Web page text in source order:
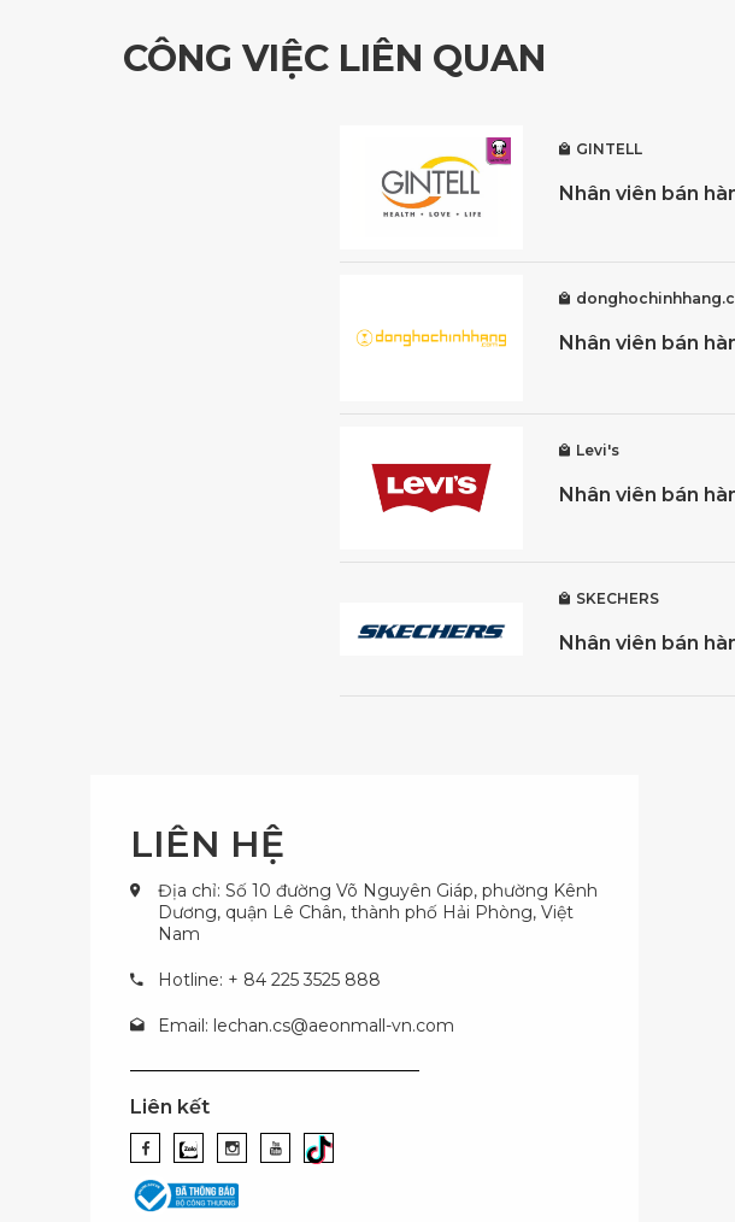
CÔNG VIỆC LIÊN QUAN
GINTELL
Nhân viên bán
Nhân viên bán
Levi's
Nhân viên bán
SKECHERS
Nhân viên bán
LIÊN HỆ
Địa chỉ: Số 10 đường Võ Nguyên Giáp, phường Kênh
Dương, quận Lê Chân, thành phố Hải Phòng, Việt
Nam
Hotline: + 84 225 3525 888
Email: lechan.cs@aeonmall-vn.com
Liên kết